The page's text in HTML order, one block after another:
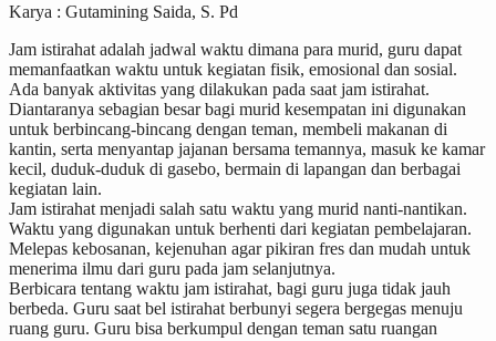
Karya : Gutamining Saida, S. Pd
Jam istirahat adalah jadwal waktu dimana para murid, guru dapat
memanfaatkan waktu untuk kegiatan fisik, emosional dan sosial.
Ada banyak aktivitas yang dilakukan pada saat jam istirahat.
Diantaranya sebagian besar bagi murid kesempatan ini digunakan
untuk berbincang-bincang dengan teman, membeli makanan di
kantin, serta menyantap jajanan bersama temannya, masuk ke kamar
kecil, duduk-duduk di gasebo, bermain di lapangan dan berbagai
kegiatan lain.
Jam istirahat menjadi salah satu waktu yang murid nanti-nantikan.
Waktu yang digunakan untuk berhenti dari kegiatan pembelajaran.
Melepas kebosanan, kejenuhan agar pikiran fres dan mudah untuk
menerima ilmu dari guru pada jam selanjutnya.
Berbicara tentang waktu jam istirahat, bagi guru juga tidak jauh
berbeda. Guru saat bel istirahat berbunyi segera bergegas menuju
ruang guru. Guru bisa berkumpul dengan teman satu ruangan